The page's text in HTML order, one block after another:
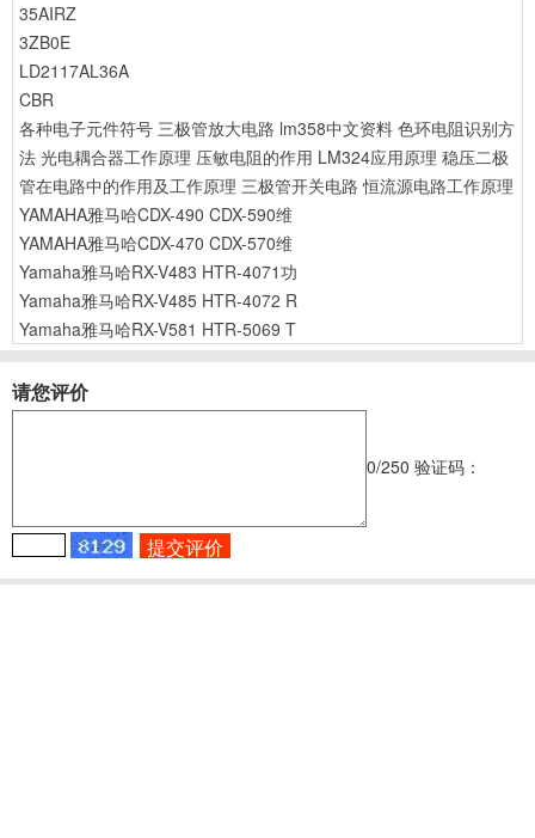
35AIRZ
3ZB0E
LD2117AL36A
CBR
各种电子元件符号 三极管放大电路 lm358中文资料 色环电阻识别方
法 光电耦合器工作原理 压敏电阻的作用 LM324应用原理 稳压二极
管在电路中的作用及工作原理 三极管开关电路 恒流源电路工作原理
YAMAHA雅马哈CDX-490 CDX-590维
YAMAHA雅马哈CDX-470 CDX-570维
Yamaha雅马哈RX-V483 HTR-4071功
Yamaha雅马哈RX-V485 HTR-4072 R
Yamaha雅马哈RX-V581 HTR-5069 T
请您评价
0/250 验证码：